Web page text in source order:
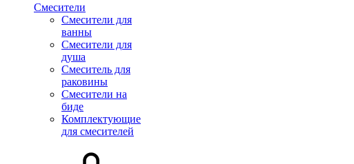
Смесители
Смесители для
ванны
Смесители для
душа
Смеситель для
раковины
Смесители на
биде
Комплектующие
для смесителей